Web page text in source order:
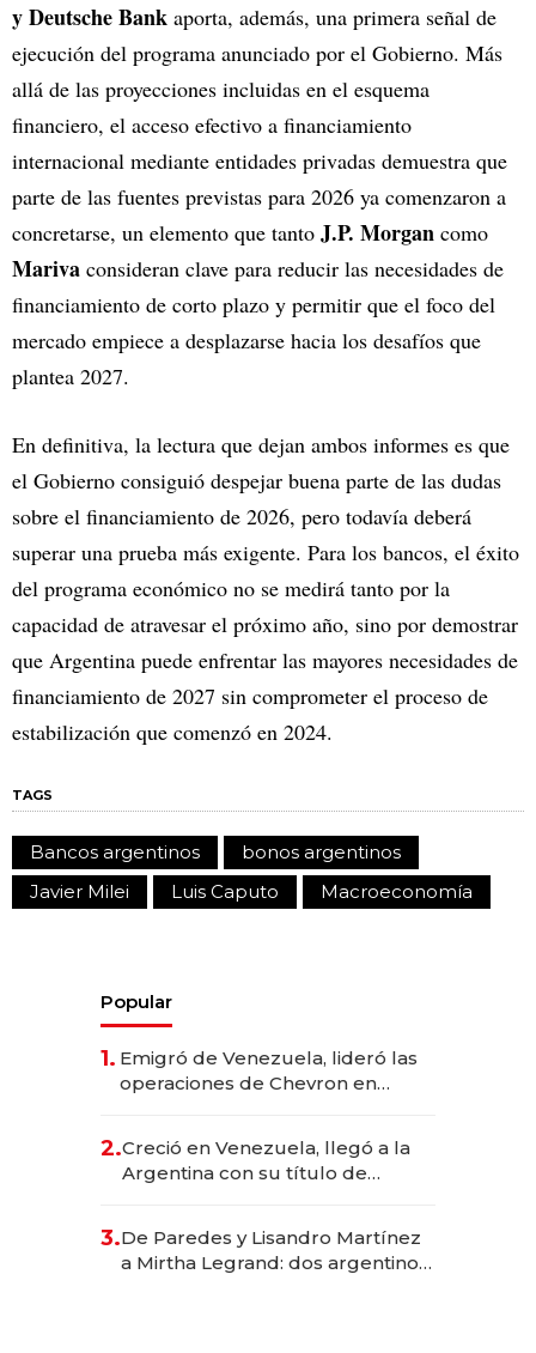
y Deutsche Bank aporta, además, una primera señal de
ejecución del programa anunciado por el Gobierno. Más
allá de las proyecciones incluidas en el esquema
financiero, el acceso efectivo a financiamiento
internacional mediante entidades privadas demuestra que
parte de las fuentes previstas para 2026 ya comenzaron a
concretarse, un elemento que tanto J.P. Morgan como
Mariva consideran clave para reducir las necesidades de
financiamiento de corto plazo y permitir que el foco del
mercado empiece a desplazarse hacia los desafíos que
plantea 2027.
En definitiva, la lectura que dejan ambos informes es que
el Gobierno consiguió despejar buena parte de las dudas
sobre el financiamiento de 2026, pero todavía deberá
superar una prueba más exigente. Para los bancos, el éxito
del programa económico no se medirá tanto por la
capacidad de atravesar el próximo año, sino por demostrar
que Argentina puede enfrentar las mayores necesidades de
financiamiento de 2027 sin comprometer el proceso de
estabilización que comenzó en 2024.
TAGS
Bancos argentinos
bonos argentinos
Javier Milei
Luis Caputo Macroeconomía
Popular
1. Emigró de Venezuela, lideró las
operaciones de Chevron en
2.Creció en Venezuela, llegó a la
Argentina con su título de
las marcas "fast premium"
3.De Paredes y Lisandro Martínez
a Mirtha Legrand: dos argentinos